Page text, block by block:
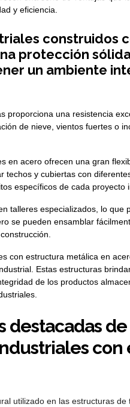
y eficiencia.
construidos
protección
un ambiente
proporciona una resistencia
de nieve, vientos fuertes o
en acero ofrecen una gran
y cubiertas con
específicos de cada proyecto
talleres especializados, lo que
se pueden ensamblar
con estructura metálica en
Estas estructuras
de los productos
destacadas
con
utilizado en las estructuras